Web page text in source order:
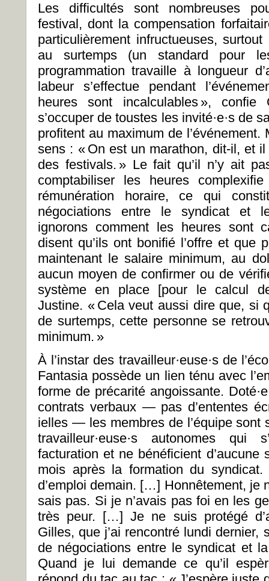
Les difficultés sont nombreuses
festival, dont la compensation
particulièrement infructueuses,
au surtemps (un standard pour
programmation travaille à longueur
labeur s’effectue pendant
heures sont incalculables »,
s’occuper de toustes les invité·e·s de
profitent au maximum de
sens : « On est un marathon, dit-il, et
des festivals. » Le fait qu’il n’y ait
comptabiliser les heures
rémunération horaire, ce qui
négociations entre le syndicat et
ignorons comment les heures sont
disent qu’ils ont bonifié l’offre et que
maintenant le salaire minimum, au
aucun moyen de confirmer ou de
système en place [pour le calcul
Justine. « Cela veut aussi dire que, si
de surtemps, cette personne se
minimum. »
À l’instar des travailleur·euse·s de
Fantasia possède un lien ténu avec
forme de précarité angoissante.
contrats verbaux — pas d’ententes
ielles — les membres de l’équipe sont
travailleur·euse·s autonomes qui
facturation et ne bénéficient d’aucune
mois après la formation du
d’emploi demain. […] Honnêtement, je
sais pas. Si je n’avais pas foi en les
très peur. […] Je ne suis protégé
Gilles, que j’ai rencontré lundi dernier,
de négociations entre le syndicat et
Quand je lui demande ce qu’il